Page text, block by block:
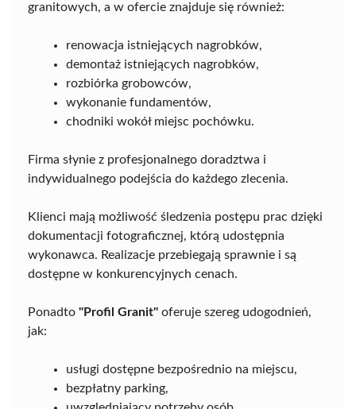
granitowych, a w ofercie znajduje się również:
renowacja istniejących nagrobków,
demontaż istniejących nagrobków,
rozbiórka grobowców,
wykonanie fundamentów,
chodniki wokół miejsc pochówku.
Firma słynie z profesjonalnego doradztwa i
indywidualnego podejścia do każdego zlecenia.
Klienci mają możliwość śledzenia postępu prac dzięki
dokumentacji fotograficznej, którą udostępnia
wykonawca. Realizacje przebiegają sprawnie i są
dostępne w konkurencyjnych cenach.
Ponadto "Profil Granit" oferuje szereg udogodnień,
jak:
usługi dostępne bezpośrednio na miejscu,
bezpłatny parking,